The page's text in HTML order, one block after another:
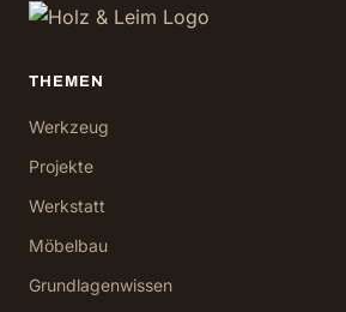
THEMEN
Werkzeug
Projekte
Werkstatt
Möbelbau
Grundlagenwissen